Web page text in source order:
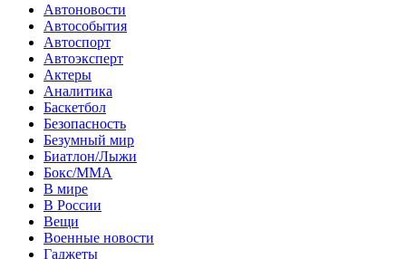
Автоновости
Автособытия
Автоспорт
Автоэксперт
Актеры
Аналитика
Баскетбол
Безопасность
Безумный мир
Биатлон/Лыжи
Бокс/MMA
В мире
В России
Вещи
Военные новости
Гаджеты